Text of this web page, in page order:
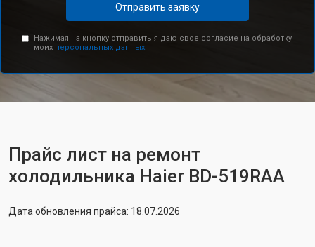
Отправить заявку
Нажимая на кнопку отправить я даю свое согласие на обработку
моих персональных данных.
Прайс лист на ремонт
холодильника Haier BD-519RAA
Дата обновления прайса: 18.07.2026